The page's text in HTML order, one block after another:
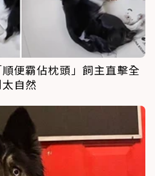
便霸佔枕頭」飼主直擊全
自然